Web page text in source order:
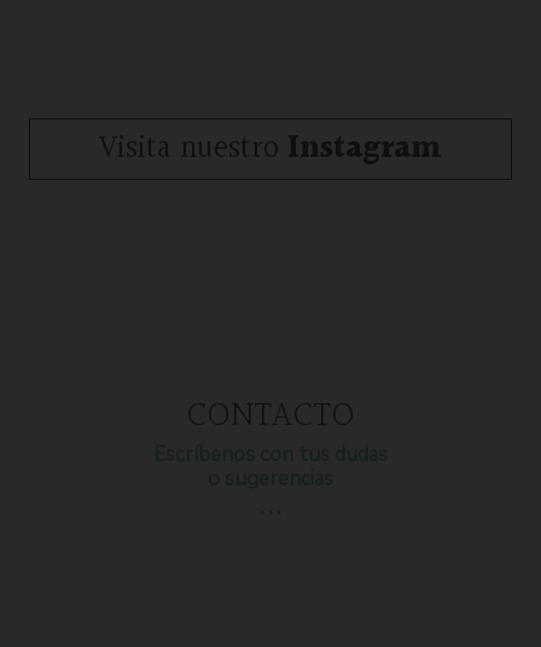
Visita nuestro Instagram
CONTACTO